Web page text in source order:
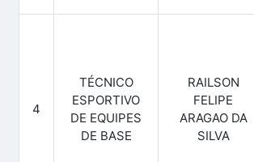
4
TÉCNICO
ESPORTIVO
DE EQUIPES
DE BASE
RAILSON
FELIPE
ARAGAO DA
SILVA